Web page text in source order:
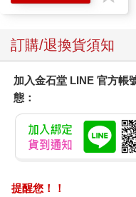
訂購/退換貨須知
加入金石堂 LINE 官方帳
態：
提醒您！！